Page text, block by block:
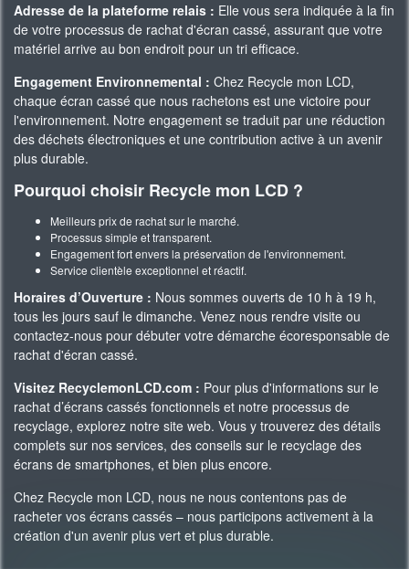
Adresse de la plateforme relais : Elle vous sera indiquée à la fin
de votre processus de rachat d'écran cassé, assurant que votre
matériel arrive au bon endroit pour un tri efficace.
Engagement Environnemental : Chez Recycle mon LCD,
chaque écran cassé que nous rachetons est une victoire pour
l'environnement. Notre engagement se traduit par une réduction
des déchets électroniques et une contribution active à un avenir
plus durable.
Pourquoi choisir Recycle mon LCD ?
Meilleurs prix de rachat sur le marché.
Processus simple et transparent.
Engagement fort envers la préservation de l'environnement.
Service clientèle exceptionnel et réactif.
Horaires d’Ouverture : Nous sommes ouverts de 10 h à 19 h,
tous les jours sauf le dimanche. Venez nous rendre visite ou
contactez-nous pour débuter votre démarche écoresponsable de
rachat d'écran cassé.
Visitez RecyclemonLCD.com : Pour plus d'informations sur le
rachat d’écrans cassés fonctionnels et notre processus de
recyclage, explorez notre site web. Vous y trouverez des détails
complets sur nos services, des conseils sur le recyclage des
écrans de smartphones, et bien plus encore.
Chez Recycle mon LCD, nous ne nous contentons pas de
racheter vos écrans cassés – nous participons activement à la
création d'un avenir plus vert et plus durable.